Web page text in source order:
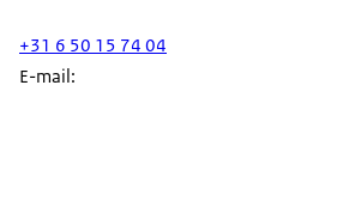
+31 6 50 15 74 04
E-mail: